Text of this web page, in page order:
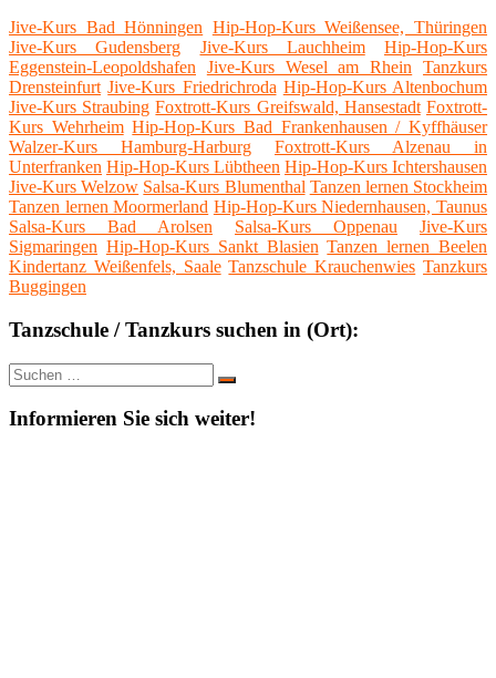
Jive-Kurs Bad Hönningen Hip-Hop-Kurs Weißensee, Thüringen
Jive-Kurs Gudensberg
Jive-Kurs Lauchheim
Hip-Hop-Kurs
Eggenstein-Leopoldshafen
Jive-Kurs Wesel am Rhein
Tanzkurs
Drensteinfurt Jive-Kurs Friedrichroda Hip-Hop-Kurs Altenbochum
Jive-Kurs Straubing Foxtrott-Kurs Greifswald, Hansestadt Foxtrott-
Kurs Wehrheim Hip-Hop-Kurs Bad Frankenhausen / Kyffhäuser
Walzer-Kurs Hamburg-Harburg
Foxtrott-Kurs Alzenau in
Unterfranken Hip-Hop-Kurs Lübtheen Hip-Hop-Kurs Ichtershausen
Jive-Kurs Welzow Salsa-Kurs Blumenthal Tanzen lernen Stockheim
Tanzen lernen Moormerland Hip-Hop-Kurs Niedernhausen, Taunus
Salsa-Kurs Bad Arolsen
Salsa-Kurs Oppenau
Jive-Kurs
Sigmaringen Hip-Hop-Kurs Sankt Blasien Tanzen lernen Beelen
Kindertanz Weißenfels, Saale Tanzschule Krauchenwies Tanzkurs
Buggingen
Tanzschule / Tanzkurs suchen in (Ort):
Suche
nach:
Suchen
Informieren Sie sich weiter!